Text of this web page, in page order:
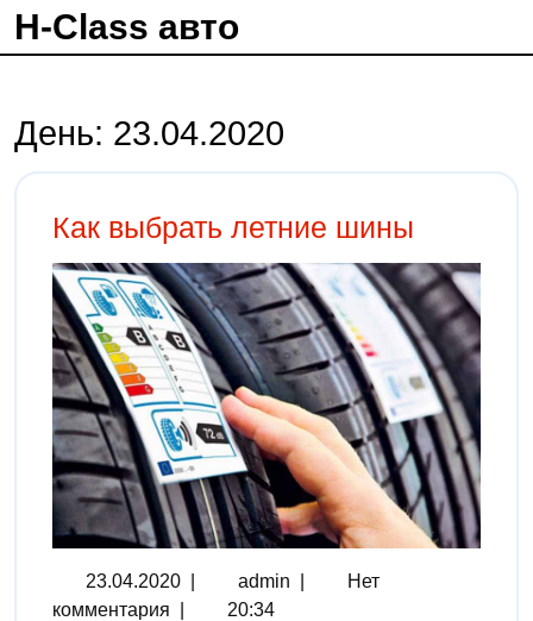
H-Class авто
День: 23.04.2020
Как выбрать летние шины
23.04.2020 admin
Нет
комментария
20:34